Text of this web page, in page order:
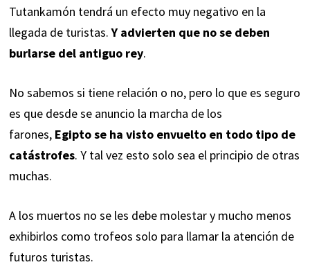
Tutankamón tendrá un efecto muy negativo en la
llegada de turistas.Y advierten que no se deben
burlarse del antiguo rey.
No sabemos si tiene relación o no, pero lo que es seguro
es que desde se anuncio la marcha de los
farones, Egipto se ha visto envuelto en todo tipo de
catástrofes. Y tal vez esto solo sea el principio de otras
muchas.
A los muertos no se les debe molestar y mucho menos
exhibirlos como trofeos solo para llamar la atención de
futuros turistas.